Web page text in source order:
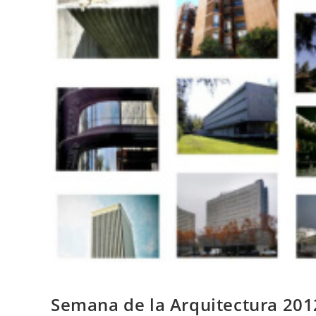
Semana de la Arquitectura